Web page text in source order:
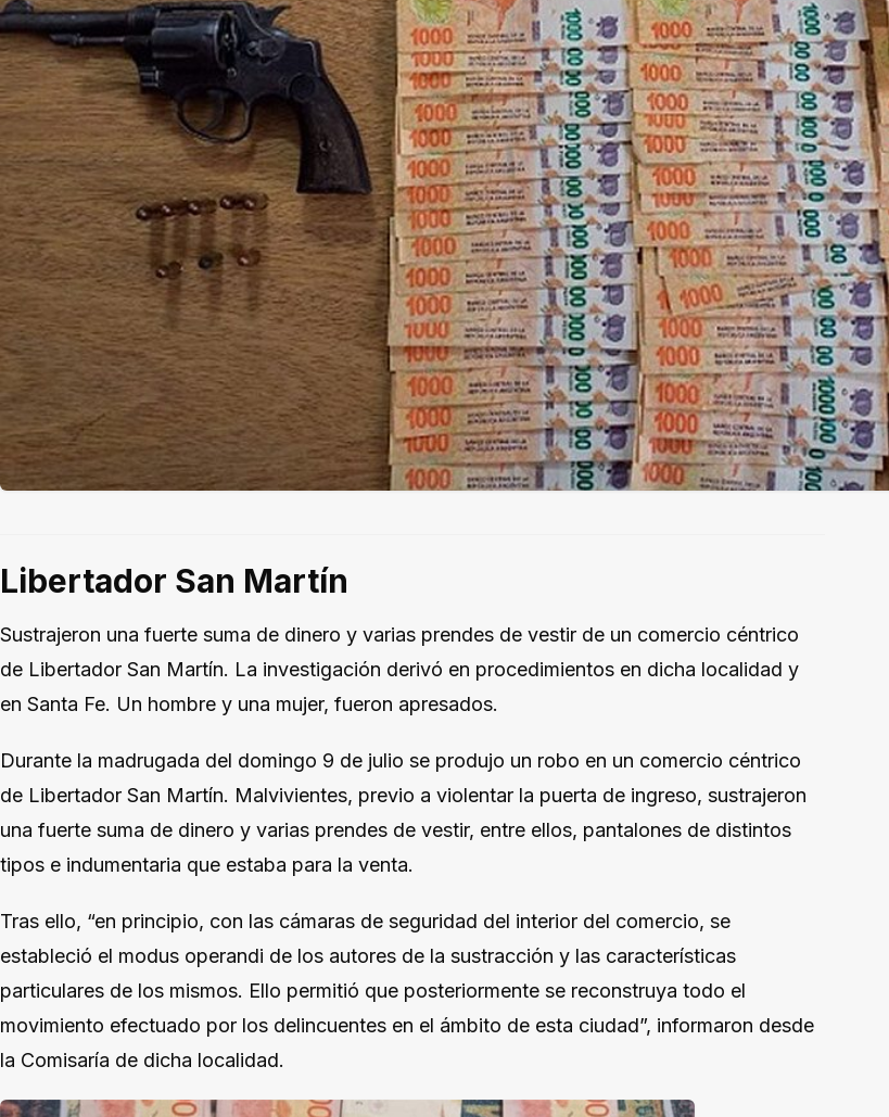
Libertador San Martín
Sustrajeron una fuerte suma de dinero y varias prendes de vestir de un comercio céntrico
de Libertador San Martín. La investigación derivó en procedimientos en dicha localidad y
en Santa Fe. Un hombre y una mujer, fueron apresados.
Durante la madrugada del domingo 9 de julio se produjo un robo en un comercio céntrico
de Libertador San Martín. Malvivientes, previo a violentar la puerta de ingreso, sustrajeron
una fuerte suma de dinero y varias prendes de vestir, entre ellos, pantalones de distintos
tipos e indumentaria que estaba para la venta.
Tras ello, “en principio, con las cámaras de seguridad del interior del comercio, se
estableció el modus operandi de los autores de la sustracción y las características
particulares de los mismos. Ello permitió que posteriormente se reconstruya todo el
movimiento efectuado por los delincuentes en el ámbito de esta ciudad”, informaron desde
la Comisaría de dicha localidad.